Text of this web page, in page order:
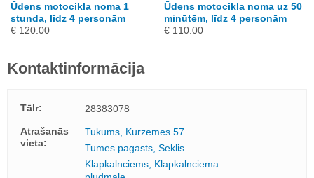
Ūdens motocikla noma 1
stunda, līdz 4 personām
€ 120.00
Ūdens motocikla noma uz 50
minūtēm, līdz 4 personām
€ 110.00
Kontaktinformācija
Tālr:
28383078
Atrašanās
vieta:
Tukums, Kurzemes 57
Tumes pagasts, Seklis
Klapkalnciems, Klapkalnciema